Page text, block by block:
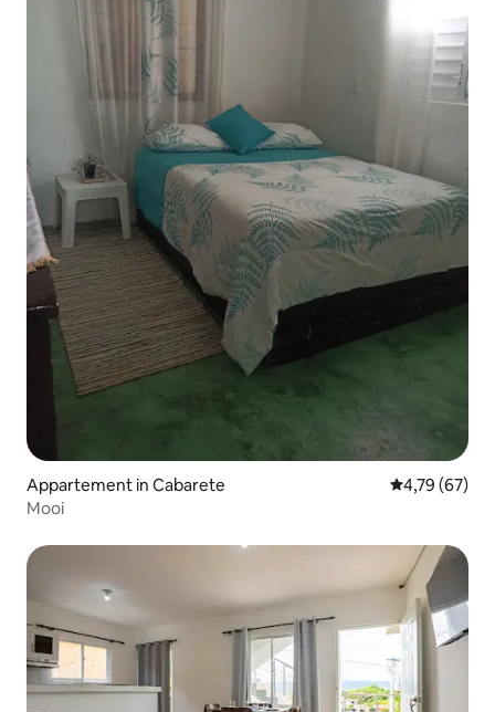
Appartement in Cabarete Gemiddelde
4,79 (67)
Mooi